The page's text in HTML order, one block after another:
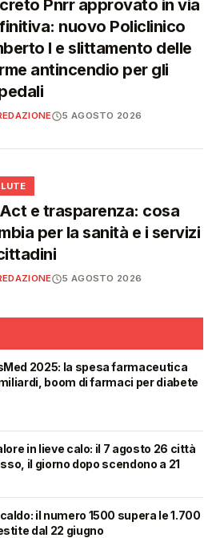
Pnrr approvato in via
nuovo Policlinico
I e slittamento delle
antincendio per gli
5 AGOSTO 2026
e trasparenza: cosa
per la sanità e i servizi
5 AGOSTO 2026
2025: la spesa farmaceutica
boom di farmaci per diabete
in lieve calo: il 7 agosto 26 città
il giorno dopo scendono a 21
il numero 1500 supera le 1.700
dal 22 giugno